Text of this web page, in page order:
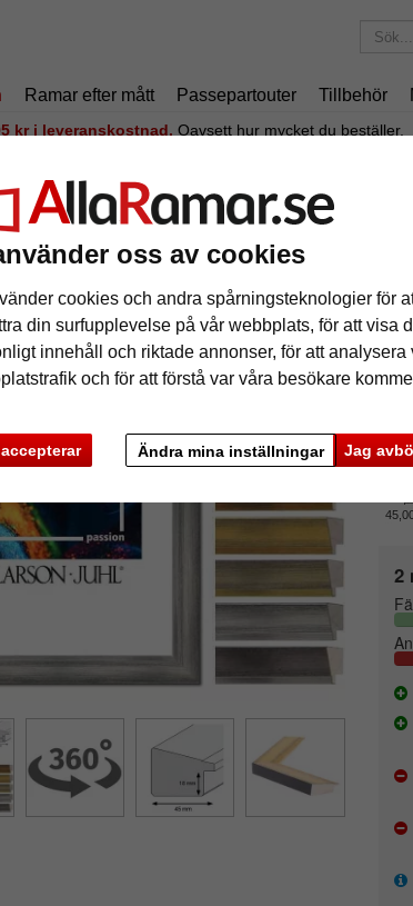
oss av cookies
cookies och andra spårningsteknologier för
din surfupplevelse på vår webbplats, för att visa
innehåll och riktade annonser, för att analysera
och för att förstå var våra besökare
Jag
Ändra mina inställningar
Ramar efter mått Passepartouter Tillbehör
kr i leveranskostnad. Oavsett hur mycket du beställer.
45 - måttbeställd
DOMUS 45 - måttbeställd
2